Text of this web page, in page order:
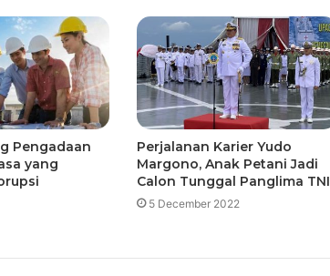
Pengadaan
yang
Perjalanan Karier Yudo
Margono, Anak Petani Jadi
Calon Tunggal Panglima TNI
5 December 2022